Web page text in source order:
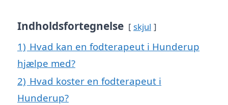
Indholdsfortegnelse skjul
1) Hvad kan en fodterapeut i Hunderup
hjælpe med?
2) Hvad koster en fodterapeut i
Hunderup?